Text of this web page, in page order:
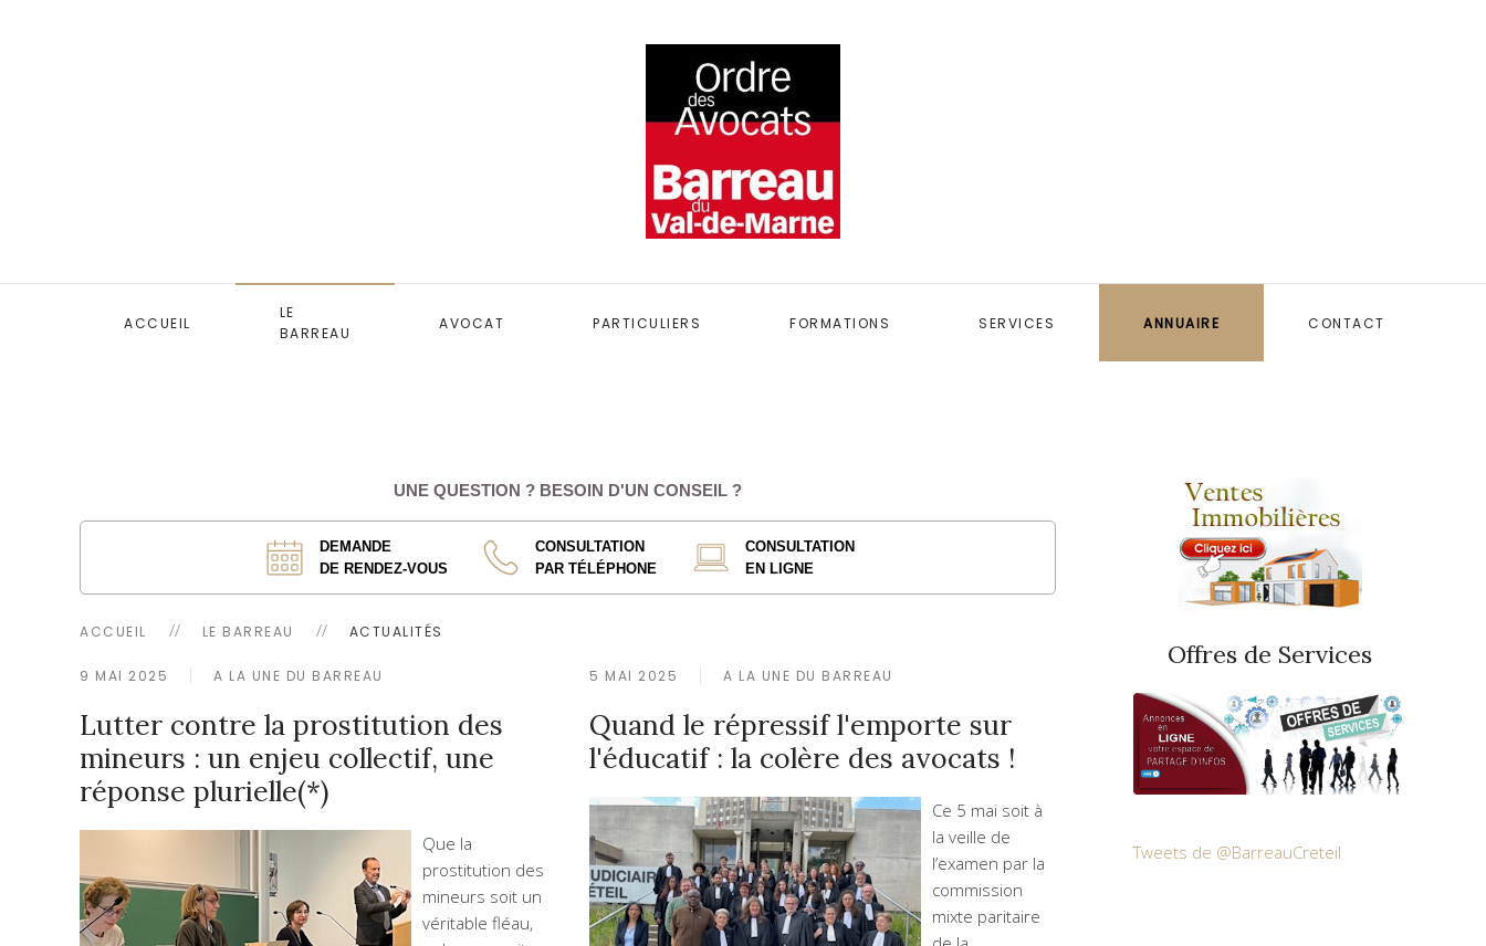
ACCUEIL
LE
BARREAU
AVOCAT PARTICULIERS FORMATIONS SERVICES ANNUAIRE CONTACT
UNE QUESTION ? BESOIN D'UN CONSEIL ?
DEMANDE
DE RENDEZ-VOUS
CONSULTATION
PAR TÉLÉPHONE
CONSULTATION
EN LIGNE
ACCUEIL LE BARREAU ACTUALITÉS
9 MAI 2025 A LA UNE DU BARREAU
Lutter contre la prostitution des
mineurs : un enjeu collectif, une
réponse plurielle(*)
Que la
prostitution des
mineurs soit un
véritable fléau,
5 MAI 2025 A LA UNE DU BARREAU
Quand le répressif l'emporte sur
l'éducatif : la colère des avocats !
Ce 5 mai soit à
la veille de
l’examen par la
commission
mixte paritaire
Offres de Services
Tweets de @BarreauCreteil